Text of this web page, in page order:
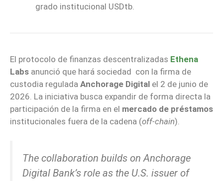
grado institucional USDtb.
El protocolo de finanzas descentralizadas Ethena
Labs anunció que hará sociedad con la firma de
custodia regulada Anchorage Digital el 2 de junio de
2026. La iniciativa busca expandir de forma directa la
participación de la firma en el mercado de préstamos
institucionales fuera de la cadena (off-chain).
The collaboration builds on Anchorage
Digital Bank’s role as the U.S. issuer of